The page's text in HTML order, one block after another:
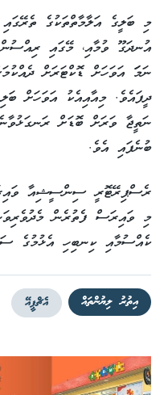
މި ބަލީގެ އަލާމާތްތަކުގެ
އުނދަގޫ ވުމާއި، މޭގައި
ނަމަަ އަވަހަށް ޑޮކްޓަރަށް
ދީފައެވެ. މިއާއިއެކު އަވަހަށް
ނަތީޖާ ވަރަށް ބޮޑަށް
ބުނެފައި އެވެ.
ރެސްޕިރޭޓޮރީ ސިންސީޝިއާ
މި ވައިރަސް ފެތުރެން
ކެއްސުމާއި ކިނބިހި އެޅުމުގެ
އިތުރު ލިޔުންތައް އެޗްޕީއޭ